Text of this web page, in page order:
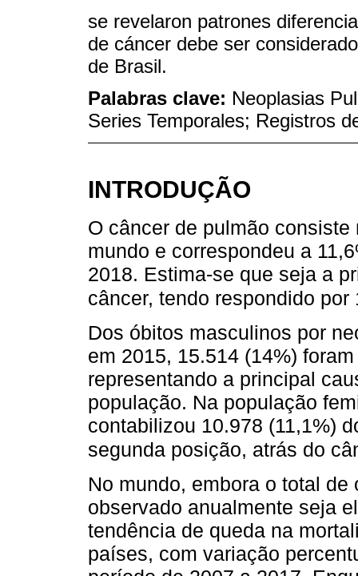
se revelaron patrones
de cáncer debe ser
de Brasil.
Palabras clave: Neoplasias
Series Temporales; Registros
INTRODUÇÃO
O câncer de pulmão
mundo e correspondeu a
2018. Estima-se que seja a
câncer, tendo respondido
Dos óbitos masculinos por
em 2015, 15.514 (14%)
representando a principal
população. Na população
contabilizou 10.978 (11,1%)
segunda posição, atrás do
No mundo, embora o total
observado anualmente seja
tendência de queda na
países, com variação